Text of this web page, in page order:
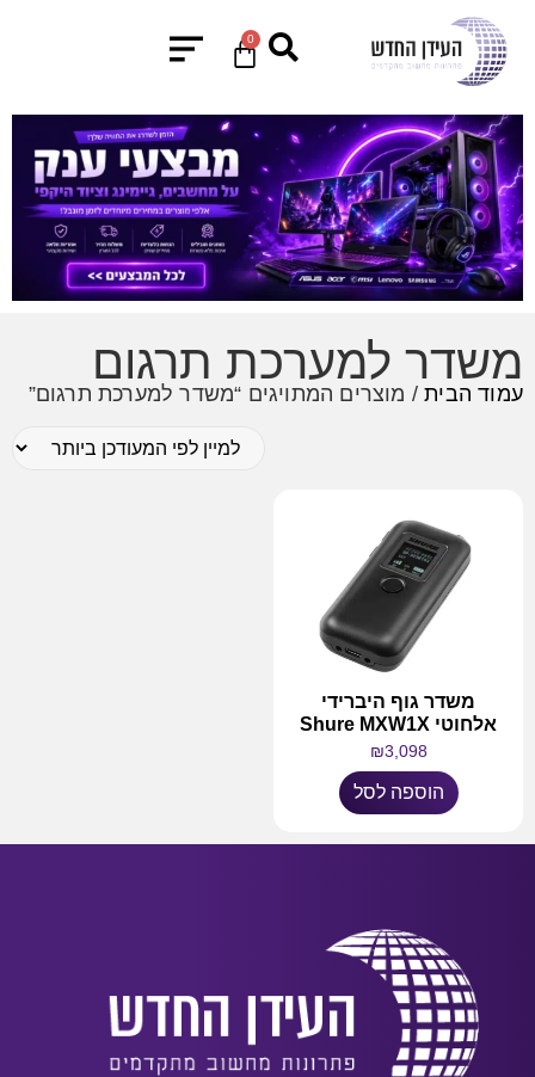
0
משדר למערכת תרגום
עמוד הבית/ מוצרים המתויגים “משדר למערכת תרגום”
משדר גוף היברידי
אלחוטי Shure MXW1X
₪3,098
הוספה לסל